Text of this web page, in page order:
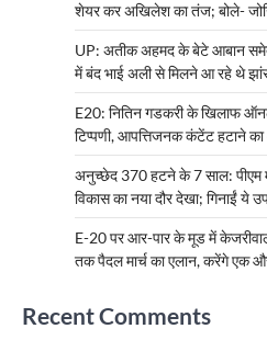
शेयर कर अखिलेश का तंज; बोले-
UP: अतीक अहमद के बेटे आबान
में बंद भाई अली से मिलने आ रहे थे
E20: नितिन गडकरी के खिलाफ
टिप्पणी, आपत्तिजनक कंटेंट हटाने
अनुच्छेद 370 हटने के 7 साल: पीएम
विकास का नया दौर देखा; गिनाईं ये
E-20 पर आर-पार के मूड में
तक पैदल मार्च का एलान, करेंगे एक
Recent Comments